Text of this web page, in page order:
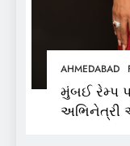
AHMEDABAD
મુંબઈ રેમ્પ
અભિનેત્રી